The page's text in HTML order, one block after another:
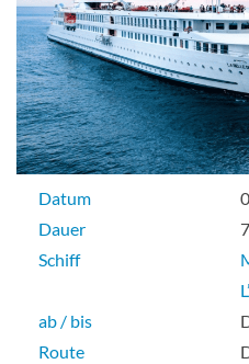
UPPER DECK 1 SINGLE
[C_SGL_PS]
Deck Upper
Aussenkabine
Datum
Dauer
Schiff
ab / bis
Route